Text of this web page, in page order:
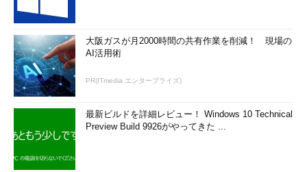
大阪ガスが月2000時間の共有作業を削減！ 現場の
AI活用術
PR(ITmedia エンタープライズ)
最新ビルドを詳細レビュー！ Windows 10 Technical
Preview Build 9926がやってきた ...